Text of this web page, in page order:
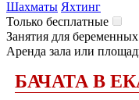
Шахматы Яхтинг
Только бесплатные
Занятия для беременных
Аренда зала или
БАЧАТА В